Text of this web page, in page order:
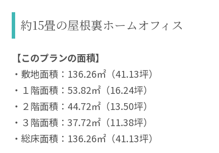
約15畳の屋根裏ホームオフィス
【このプランの面積】
・敷地面積：136.26㎡（41.13坪）
・１階面積：53.82㎡（16.24坪）
・２階面積：44.72㎡（13.50坪）
・３階面積：37.72㎡（11.38坪）
・総床面積：136.26㎡（41.13坪）